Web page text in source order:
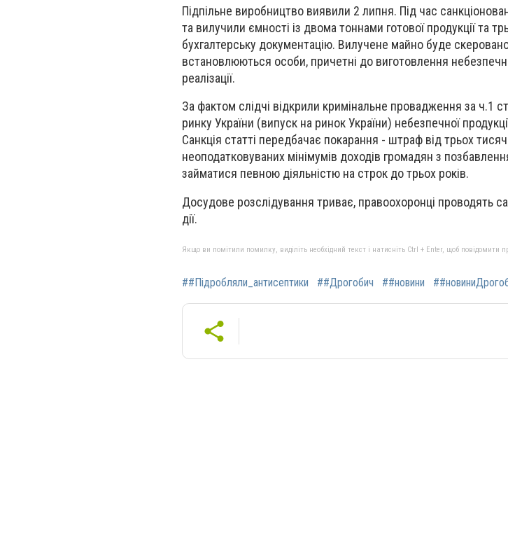
Підпільне виробництво виявили 2 липня. Під час
та вилучили ємності із двома тоннами готової продукції та
бухгалтерську документацію. Вилучене майно буде
встановлюються особи, причетні до виготовлення
реалізації.
За фактом слідчі відкрили кримінальне провадження за ч.1
ринку України (випуск на ринок України) небезпечної
Санкція статті передбачає покарання - штраф від трьох
неоподатковуваних мінімумів доходів громадян з
займатися певною діяльністю на строк до трьох років.
Досудове розслідування триває, правоохоронці проводять
дії.
Якщо ви помітили помилку, виділіть необхідний текст і натисніть Ctrl + Enter, щоб повідомити
##Підробляли_антисептики ##Дрогобич ##новини